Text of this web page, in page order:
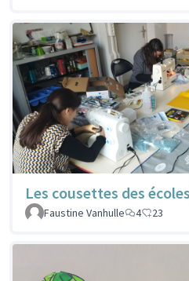
Les cousettes des écoles
Faustine Vanhulle
4 23